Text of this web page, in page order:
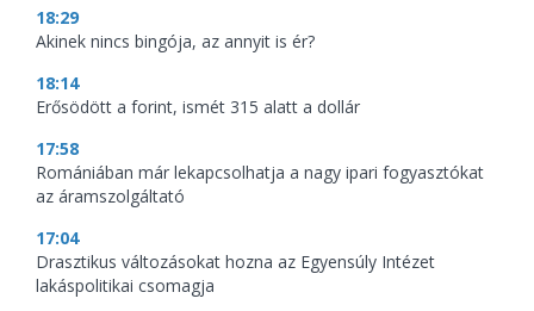
18:29
Akinek nincs bingója, az annyit is ér?
18:14
Erősödött a forint, ismét 315 alatt a dollár
17:58
Romániában már lekapcsolhatja a nagy ipari fogyasztókat
az áramszolgáltató
17:04
Drasztikus változásokat hozna az Egyensúly Intézet
lakáspolitikai csomagja